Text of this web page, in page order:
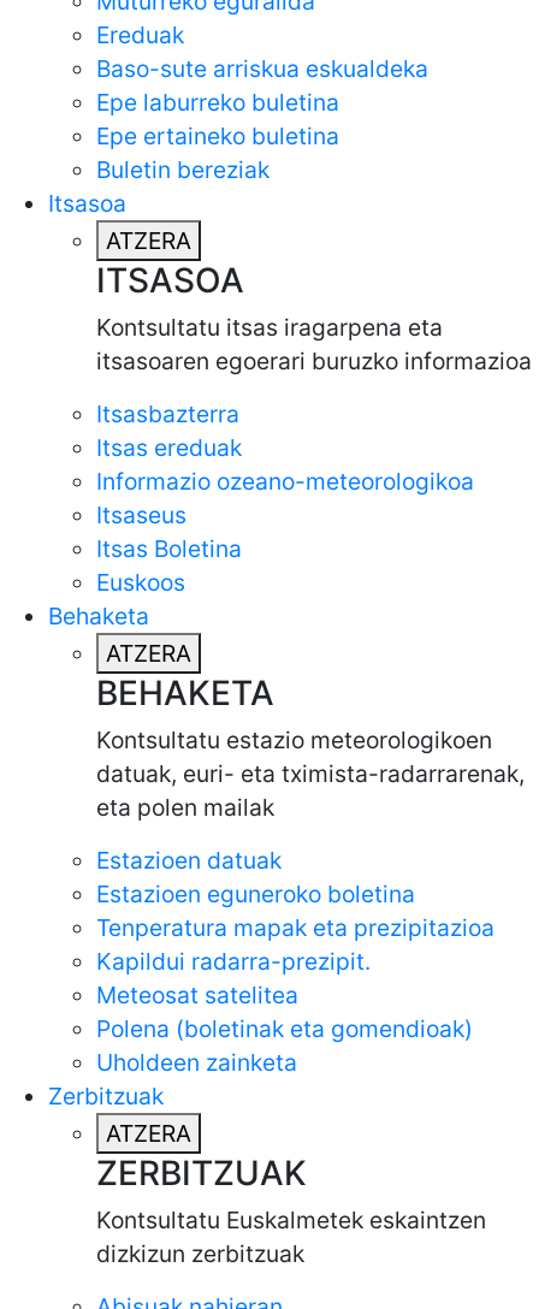
Ereduak
Baso-sute arriskua eskualdeka
Epe laburreko buletina
Epe ertaineko buletina
Buletin bereziak
Itsasoa
ATZERA
ITSASOA
Kontsultatu itsas iragarpena eta
itsasoaren egoerari buruzko informazioa
Itsasbazterra
Itsas ereduak
Informazio ozeano-meteorologikoa
Itsaseus
Itsas Boletina
Euskoos
Behaketa
ATZERA
BEHAKETA
Kontsultatu estazio meteorologikoen
datuak, euri- eta tximista-radarrarenak,
eta polen mailak
Estazioen datuak
Estazioen eguneroko boletina
Tenperatura mapak eta prezipitazioa
Kapildui radarra-prezipit.
Meteosat satelitea
Polena (boletinak eta gomendioak)
Uholdeen zainketa
Zerbitzuak
ATZERA
ZERBITZUAK
Kontsultatu Euskalmetek eskaintzen
dizkizun zerbitzuak